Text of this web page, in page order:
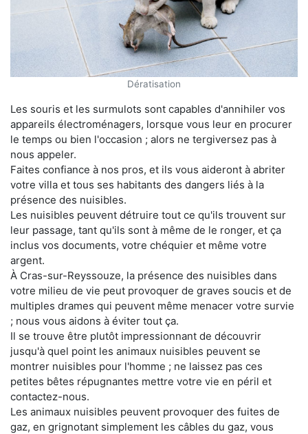
Dératisation
Les souris et les surmulots sont capables d'annihiler vos
appareils électroménagers, lorsque vous leur en procurer
le temps ou bien l'occasion ; alors ne tergiversez pas à
nous appeler.
Faites confiance à nos pros, et ils vous aideront à abriter
votre villa et tous ses habitants des dangers liés à la
présence des nuisibles.
Les nuisibles peuvent détruire tout ce qu'ils trouvent sur
leur passage, tant qu'ils sont à même de le ronger, et ça
inclus vos documents, votre chéquier et même votre
argent.
À Cras-sur-Reyssouze, la présence des nuisibles dans
votre milieu de vie peut provoquer de graves soucis et de
multiples drames qui peuvent même menacer votre survie
; nous vous aidons à éviter tout ça.
Il se trouve être plutôt impressionnant de découvrir
jusqu'à quel point les animaux nuisibles peuvent se
montrer nuisibles pour l'homme ; ne laissez pas ces
petites bêtes répugnantes mettre votre vie en péril et
contactez-nous.
Les animaux nuisibles peuvent provoquer des fuites de
gaz, en grignotant simplement les câbles du gaz, vous